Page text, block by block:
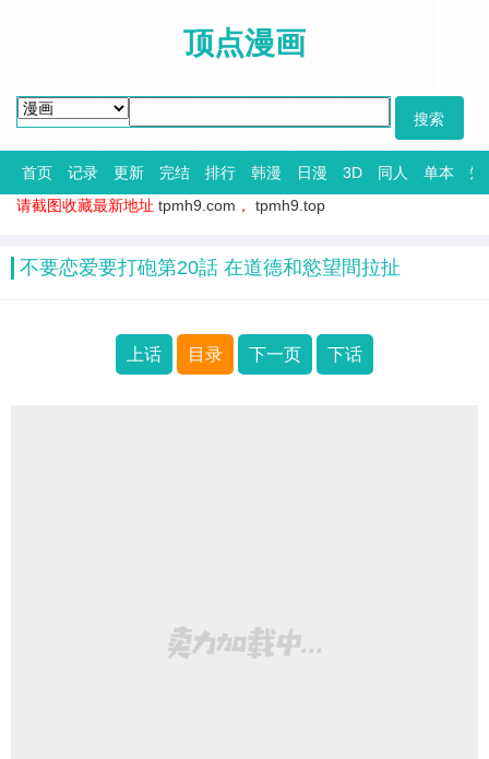
顶点漫画
首页 记录 更新 完结 排行 韩漫 日漫 3D 同人 单本
短
请截图收藏最新地址 tpmh9.com ， tpmh9.top
不要恋爱要打砲第20話 在道德和慾望間拉扯
上话 目录 下一页 下话